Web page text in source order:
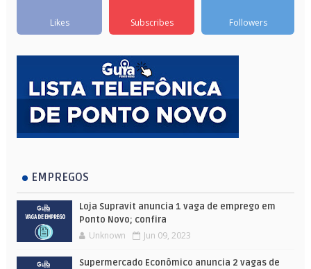
Likes Subscribes Followers
EMPREGOS
Loja Supravit anuncia 1 vaga de emprego em
Ponto Novo; confira
Unknown Jun 09, 2023
Supermercado Econômico anuncia 2 vagas de